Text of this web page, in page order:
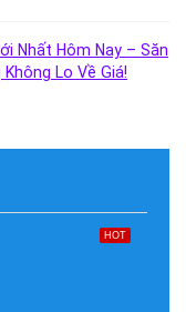
Nhất Hôm Nay – Săn
Không Lo Về Giá!
HOT